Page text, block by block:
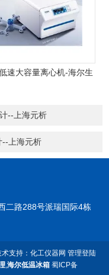
速大容量离心机-海尔生
--上海元析
--上海元析
二路288号派瑞国际4栋
支持： 化工仪器网 管理登陆
,海尔低温冰箱 蜀ICP备